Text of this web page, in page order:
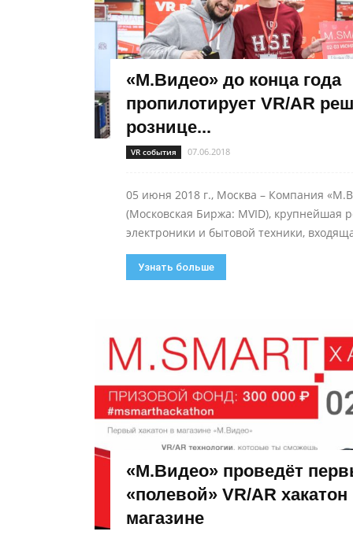
«М.Видео» до конца года
пропилотирует VR/AR
рознице...
VR события 07.06.2018
05 июня 2018 г., Москва – Компания
(Московская Биржа: MVID), крупнейшая
электроники и бытовой техники,
Узнать больше
«М.Видео» проведёт
«полевой» VR/AR хакатон
магазине